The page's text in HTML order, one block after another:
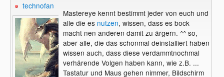
technofan
Mastereye kennt bestimmt jeder von euch und
alle die es nutzen, wissen, dass es bock
macht nen anderen damit zu ärgern. ^^ so,
aber alle, die das schonmal deinstalliert haben
wissen auch, dass diese verdammtnochmal
verhärende Volgen haben kann, wie z.B. ...
Tastatur und Maus gehen nimmer, Bildschirm